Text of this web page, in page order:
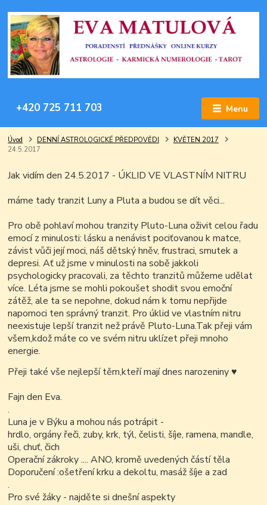
Menu
+420 725 711 703
Úvod DENNÍ ASTROLOGICKÉ PŘEDPOVĚDI
KVĚTEN 2017
24.5.2017
Jak vidím den 24.5.2017 - ÚKLID VE VLASTNÍM NITRU
máme tady tranzit Luny a Pluta a budou se dít věci...
Pro obě pohlaví mohou tranzity Pluto-Luna oživit celou řadu
emocí z minulosti: lásku a nenávist pociťovanou k matce,
závist vůči její moci, náš dětský hněv, frustraci, smutek a
depresi. Ať už jsme v minulosti na sobě jakkoli
psychologicky pracovali, za těchto tranzitů můžeme udělat
více. Léta jsme se mohli pokoušet shodit svou emoční
zátěž, ale ta se nepohne, dokud nám k tomu nepřijde
napomoci ten správný tranzit. Pro úklid ve vlastním nitru
neexistuje lepší tranzit než právě Pluto-Luna.Tak přeji vám
všem,kdož máte co ve svém nitru uklízet přeji mnoho
energie.
Přeji také vše nejlepší těm,kteří mají dnes narozeniny♥
Fajn den Eva.
.
Luna je v Býku a mohou nás potrápit -
hrdlo, orgány řeči, zuby, krk, týl, čelisti, šíje, ramena, mandle,
uši, chuť, čich
Operační zákroky .... ANO, kromě uvedených částí těla
Doporučení :ošetření krku a dekoltu, masáž šíje a zad
.
Pro své žáky - najděte si dnešní aspekty